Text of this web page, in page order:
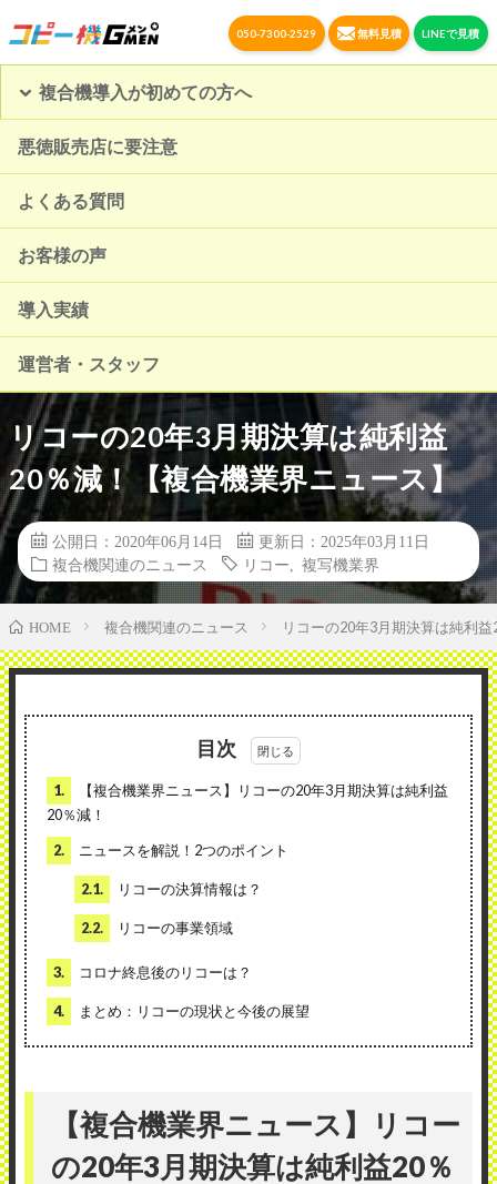
050-7300-2529 無料見積 LINEで見積
複合機導入が初めての方へ
悪徳販売店に要注意
よくある質問
お客様の声
導入実績
運営者・スタッフ
リコーの20年3月期決算は純利益
20％減！【複合機業界ニュース】
公開日：2020年06月14日
更新日：2025年03月11日
複合機関連のニュース
リコー 複写機業界
HOME 複合機関連のニュース リコーの20年3月期決算は純利
目次
1.
【複合機業界ニュース】リコーの20年3月期決算は純利益
20％減！
2.
ニュースを解説！2つのポイント
2.1. リコーの決算情報は？
2.2. リコーの事業領域
3. コロナ終息後のリコーは？
4. まとめ：リコーの現状と今後の展望
【複合機業界ニュース】リコー
の20年3月期決算は純利益20％